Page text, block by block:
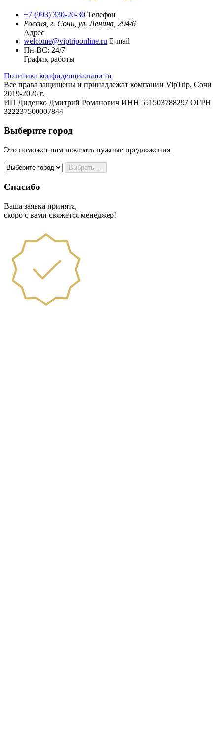
+7 (993) 330-20-30 Телефон
Россия, г. Сочи, ул. Ленина, 294/6
Адрес
welcome@viptriponline.ru E-mail
Пн-ВС: 24/7
График работы
Политика конфиденциальности
Все права защищены и принадлежат компании VipTrip, Сочи
2019-2026 г.
ИП Диденко Дмитрий Романович ИНН 551503788297 ОГРН
322237500007844
Выберите город
Это поможет нам показать нужные предложения
Выбрать →
Спасибо
Ваша заявка принята,
скоро с вами свяжется менеджер!